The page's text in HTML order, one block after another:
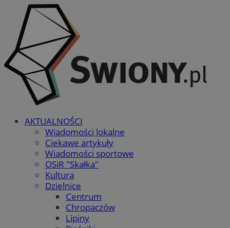
AKTUALNOŚCI
Wiadomości lokalne
Ciekawe artykuły
Wiadomości sportowe
OSiR "Skałka"
Kultura
Dzielnice
Centrum
Chropaczów
Lipiny